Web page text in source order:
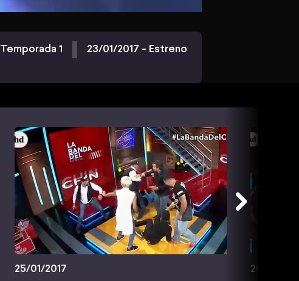
Temporada 1 23/01/2017 - Estreno
25/01/2017 26/01/